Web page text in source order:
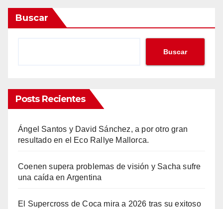
Buscar
Buscar
Posts Recientes
Ángel Santos y David Sánchez, a por otro gran
resultado en el Eco Rallye Mallorca.
Coenen supera problemas de visión y Sacha sufre
una caída en Argentina
El Supercross de Coca mira a 2026 tras su exitoso